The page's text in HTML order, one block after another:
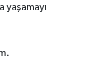
yaşamayı